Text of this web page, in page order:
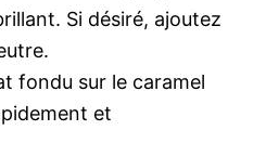
Si désiré, ajoutez
fondu sur le caramel
et